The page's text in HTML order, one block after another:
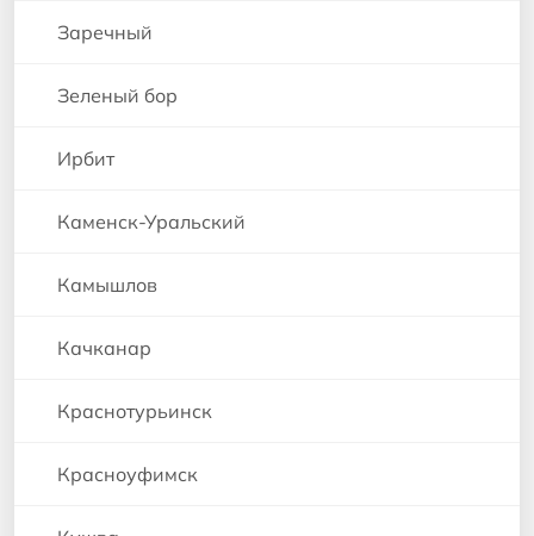
Заречный
Зеленый бор
Ирбит
Каменск-Уральский
Камышлов
Качканар
Краснотурьинск
Красноуфимск